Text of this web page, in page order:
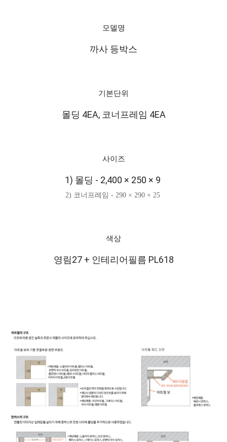
모델명
까사 등박스
기본단위
몰딩 4EA, 코너프레임 4EA
사이즈
1) 몰딩 - 2,400 × 250 × 9
2) 코너프레임 - 290 × 290 × 25
색상
영림27 + 인테리어필름 PL618